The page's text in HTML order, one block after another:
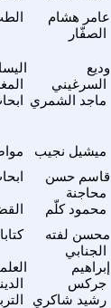
عامر هشام
الصفّار
وديع
السرغيني
ماجد الشمري
ميشيل نجيب
قاسم حسن
محاجنة
محمود كلّم
محسن لفته
الجنابي
إبراهيم
جركس
رشيد شاكري